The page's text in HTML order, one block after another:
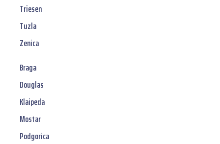
Triesen
Tuzla
Zenica
Braga
Douglas
Klaipeda
Mostar
Podgorica